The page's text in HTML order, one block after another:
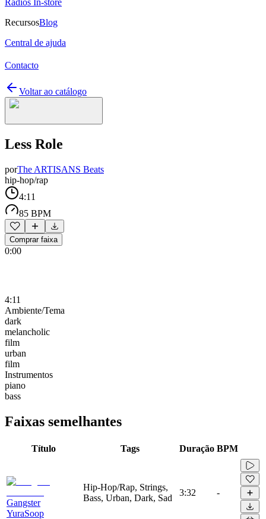
Rádios In-store
RecursosBlog
Central de ajuda
Contacto
Voltar ao catálogo
Less Role
porThe ARTISANS Beats
hip-hop/rap
4:11
85 BPM
Comprar faixa
0:00
4:11
Ambiente/Tema
dark
melancholic
film
urban
film
Instrumentos
piano
bass
Faixas semelhantes
Título Tags Duração BPM
Gangster
YuraSoop
Hip-Hop/Rap, Strings,
Bass, Urban, Dark, Sad
3:32 -